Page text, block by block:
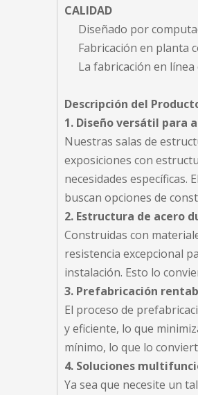
CALIDAD
Diseñado por
Fabricación en planta
La fabricación en
Descripción del
1. Diseño versátil para
Nuestras salas de
exposiciones con
necesidades
buscan opciones de
2. Estructura de acero
Construidas con
resistencia excepcional
instalación. Esto lo
3. Prefabricación
El proceso de
y eficiente, lo que
mínimo, lo que lo
4. Soluciones
Ya sea que necesite un